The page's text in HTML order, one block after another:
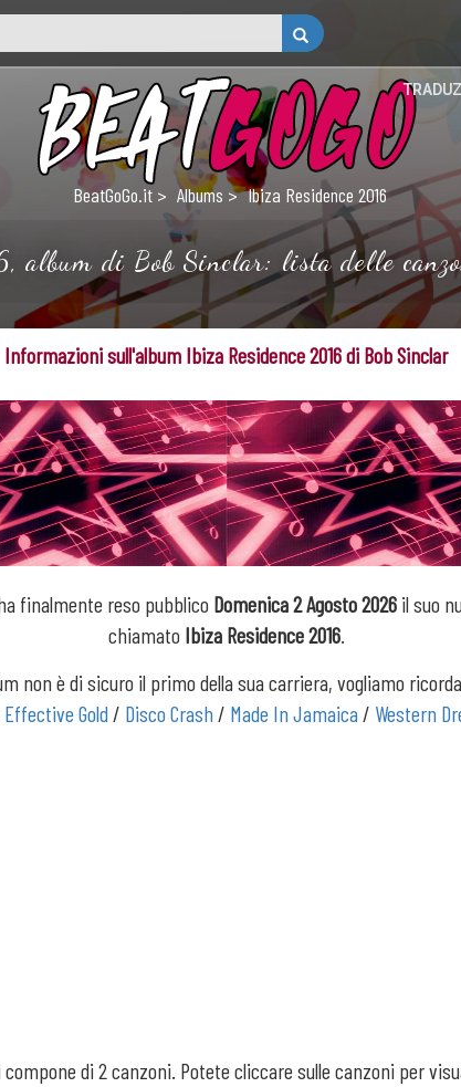
BeatGoGo.it Albums Ibiza Residence 2016
album di Bob Sinclar: lista delle
Informazioni sull'album Ibiza Residence 2016 di Bob Sinclar
finalmente reso pubblico Domenica 2 Agosto 2026il suo
chiamato Ibiza Residence 2016.
non è di sicuro il primo della sua carriera, vogliamo
Effective Gold / Disco Crash / Made In Jamaica / Western
compone di 2 canzoni. Potete cliccare sulle canzoni per